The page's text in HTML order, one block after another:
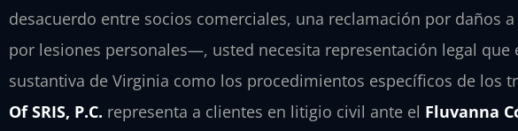
desacuerdo entre socios comerciales, una reclamación por daños
por lesiones personales—, usted necesita representación legal que
sustantiva de Virginia como los procedimientos específicos de los
Of SRIS, P.C. representa a clientes en litigio civil ante el Fluvanna